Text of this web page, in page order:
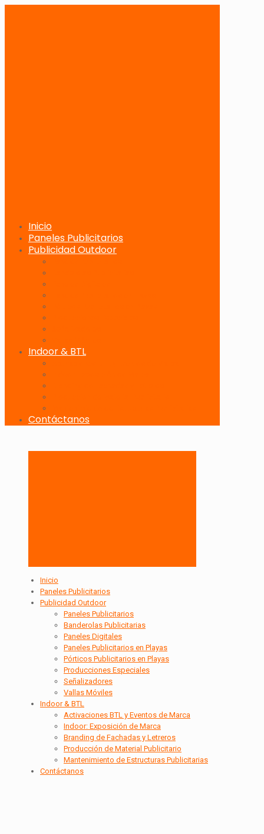
Inicio
Paneles Publicitarios
Publicidad Outdoor
Indoor & BTL
Contáctanos
Inicio
Paneles Publicitarios
Publicidad Outdoor
Paneles Publicitarios
Banderolas Publicitarias
Paneles Digitales
Paneles Publicitarios en Playas
Pórticos Publicitarios en Playas
Producciones Especiales
Señalizadores
Vallas Móviles
Indoor & BTL
Activaciones BTL y Eventos de Marca
Indoor: Exposición de Marca
Branding de Fachadas y Letreros
Producción de Material Publicitario
Mantenimiento de Estructuras Publicitarias
Contáctanos